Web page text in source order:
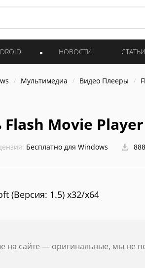
НОВОСТИ
Мультимедиа Видео Плееры
Flash Movie Player
Бесплатно для Windows
(Версия: 1.5) x32/x64
на сайте — оригинальные, мы не